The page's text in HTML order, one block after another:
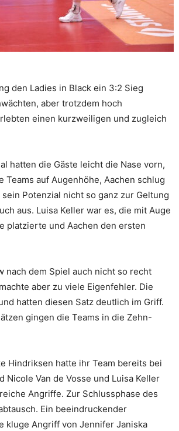
den Ladies in Black ein 3:2 Sieg
aber trotzdem hoch
einen kurzweiligen und zugleich
hatten die Gäste leicht die Nase vorn,
auf Augenhöhe, Aachen schlug
Potenzial nicht so ganz zur Geltung
aus. Luisa Keller war es, die mit Auge
platzierte und Aachen den ersten
nach dem Spiel auch nicht so recht
aber zu viele Eigenfehler. Die
hatten diesen Satz deutlich im Griff.
gingen die Teams in die Zehn-
Hindriksen hatte ihr Team bereits bei
Van de Vosse und Luisa Keller
Angriffe. Zur Schlussphase des
Ein beeindruckender
kluge Angriff von Jennifer Janiska